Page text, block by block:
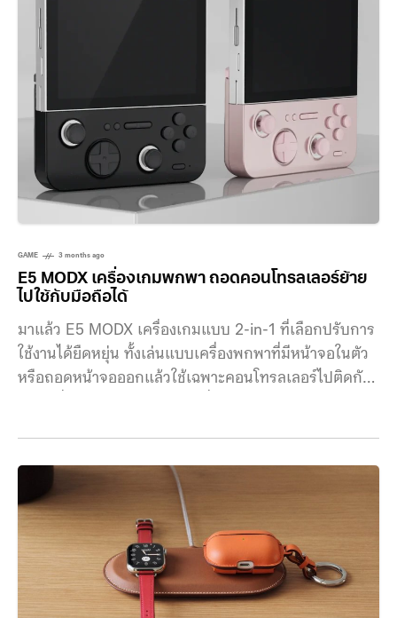
GAME 3 months ago
E5 MODX เครื่องเกมพกพา ถอดคอนโทรลเลอร์ย้าย
ไปใช้กับมือถือได้
มาแล้ว E5 MODX เครื่องเกมแบบ 2-in-1 ที่เลือกปรับการ
ใช้งานได้ยืดหยุ่น ทั้งเล่นแบบเครื่องพกพาที่มีหน้าจอในตัว
หรือถอดหน้าจอออกแล้วใช้เฉพาะคอนโทรลเลอร์ไปติดกับ
จนถึงเครื่องประสิทธิภาพสูงที่สามารถเล่นเกมระดับ AAA
ได้ หนึ่งในผู้เล่นที่น่าจับตามองคือ GAMEMT ซึ่งเพิ่งเปิดตัว
เครื่องเกมพกพาระบบ Android ไปเมื่อเดือนก่อน พร้อม
จุดเด่นอย่างปุ่มควบคุมแบบหมุนที่แตกต่างจากตลาด
ล่าสุดทางบริษัทได้เผยโฉมเครื่องเล่นเกมรุ่นใหม่ในชื่อ E5
MODX ซึ่งต่อยอดมาจากรุ่น E5